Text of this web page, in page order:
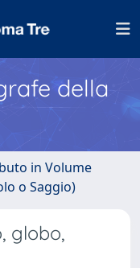
della
in Volume
o Saggio)
globo,